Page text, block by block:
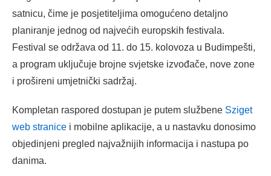
satnicu, čime je posjetiteljima omogućeno detaljno
planiranje jednog od najvećih europskih festivala.
Festival se održava od 11. do 15. kolovoza u Budimpešti,
a program uključuje brojne svjetske izvođače, nove zone
i prošireni umjetnički sadržaj.
Kompletan raspored dostupan je putem službene Sziget
web stranice i mobilne aplikacije, a u nastavku donosimo
objedinjeni pregled najvažnijih informacija i nastupa po
danima.